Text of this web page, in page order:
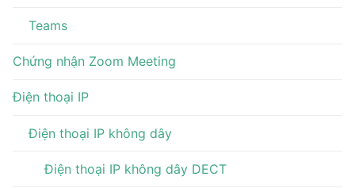
Teams
Chứng nhận Zoom Meeting
Điện thoại IP
Điện thoại IP không dây
Điện thoại IP không dây DECT